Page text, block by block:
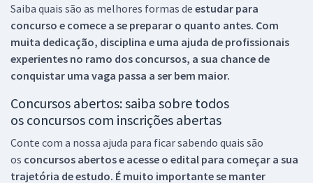
Saiba quais são as melhores formas de estudar para
concurso e comece a se preparar o quanto antes. Com
muita dedicação, disciplina e uma ajuda de profissionais
experientes no ramo dos concursos, a sua chance de
conquistar uma vaga passa a ser bem maior.
Concursos abertos: saiba sobre todos
os concursos com inscrições abertas
Conte com a nossa ajuda para ficar sabendo quais são
os concursos abertos e acesse o edital para começar a sua
trajetória de estudo. É muito importante se manter